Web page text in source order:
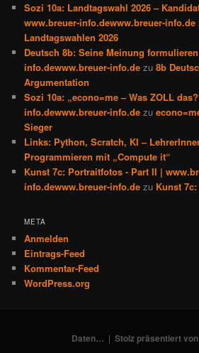
Sozi 10a: Landtagswahl 2026 –
www.breuer-info.dewww.breuer-info.de
Landtagswahlen 2026
Deutsch 8b: Seine Meinung
info.dewww.breuer-info.de zu8b
Argumentation
Sozi 10a: „econo=me – Was ZOLL
info.dewww.breuer-info.de zu
Sieger
Links: Python, Scratch, KI –
Programmieren mit „Compute it“
Kunst 7c: Portraitfotos - Part II |
info.dewww.breuer-info.de zu Kunst
META
Anmelden
Eintrags-Feed
Kommentar-Feed
WordPress.org
Daten… Stolz präsentiert